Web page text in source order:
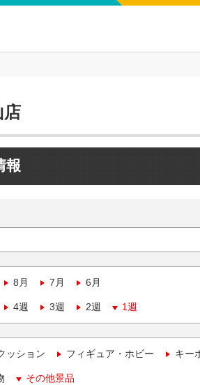
店
報
8月 7月 6月
4週 3週 2週 1週
ッション フィギュア・ホビー キー
その他景品